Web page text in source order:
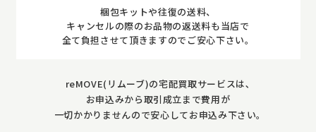
梱包キットや往復の送料、
キャンセルの際のお品物の返送料も当店で
全て負担させて頂きますのでご安心下さい。
reMOVE(リムーブ)の宅配買取サービスは､
お申込みから取引成立まで費用が
一切かかりませんので安心してお申込み下さい｡